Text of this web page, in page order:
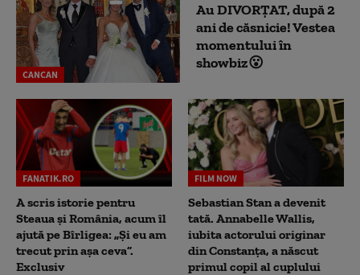
CANCAN
Au DIVORȚAT, după 2
ani de căsnicie! Vestea
momentului în
showbiz😮
FANATIK.RO
A scris istorie pentru
Steaua și România, acum îl
ajută pe Bîrligea: „Și eu am
trecut prin așa ceva”.
Exclusiv
FILM NOW
Sebastian Stan a devenit
tată. Annabelle Wallis,
iubita actorului originar
din Constanța, a născut
primul copil al cuplului